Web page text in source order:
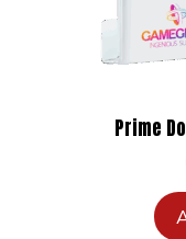
Prime